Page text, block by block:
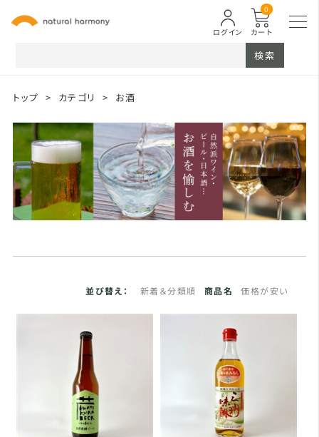
カート
0
ログイン
検索
トップ > カテゴリ > お酒
並び替え： 新着＆分類順 商品名 価格が安い